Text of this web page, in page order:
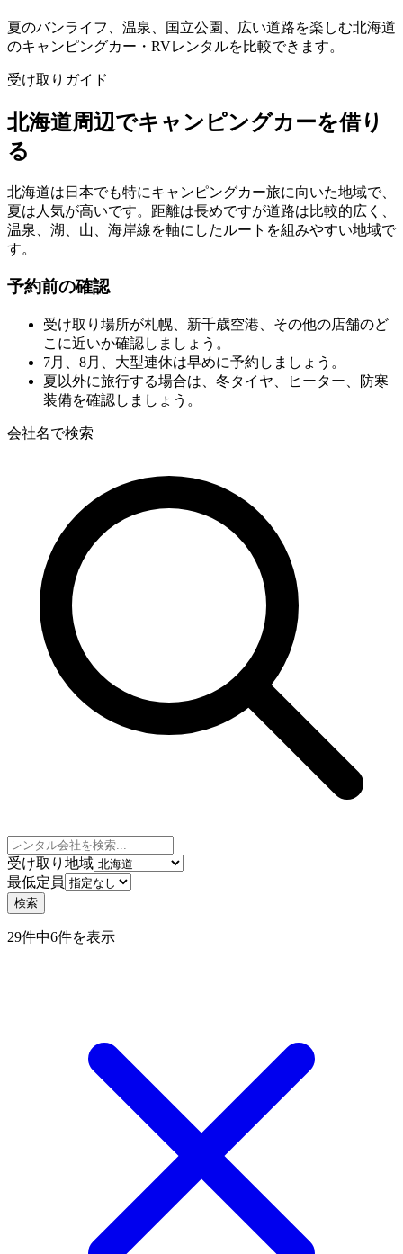
夏のバンライフ、温泉、国立公園、広い道路を楽しむ北海道
のキャンピングカー・RVレンタルを比較できます。
受け取りガイド
北海道周辺でキャンピングカーを借り
る
北海道は日本でも特にキャンピングカー旅に向いた地域で、
夏は人気が高いです。距離は長めですが道路は比較的広く、
温泉、湖、山、海岸線を軸にしたルートを組みやすい地域で
す。
予約前の確認
受け取り場所が札幌、新千歳空港、その他の店舗のど
こに近いか確認しましょう。
7月、8月、大型連休は早めに予約しましょう。
夏以外に旅行する場合は、冬タイヤ、ヒーター、防寒
装備を確認しましょう。
会社名で検索
受け取り地域
最低定員
検索
29件中6件を表示